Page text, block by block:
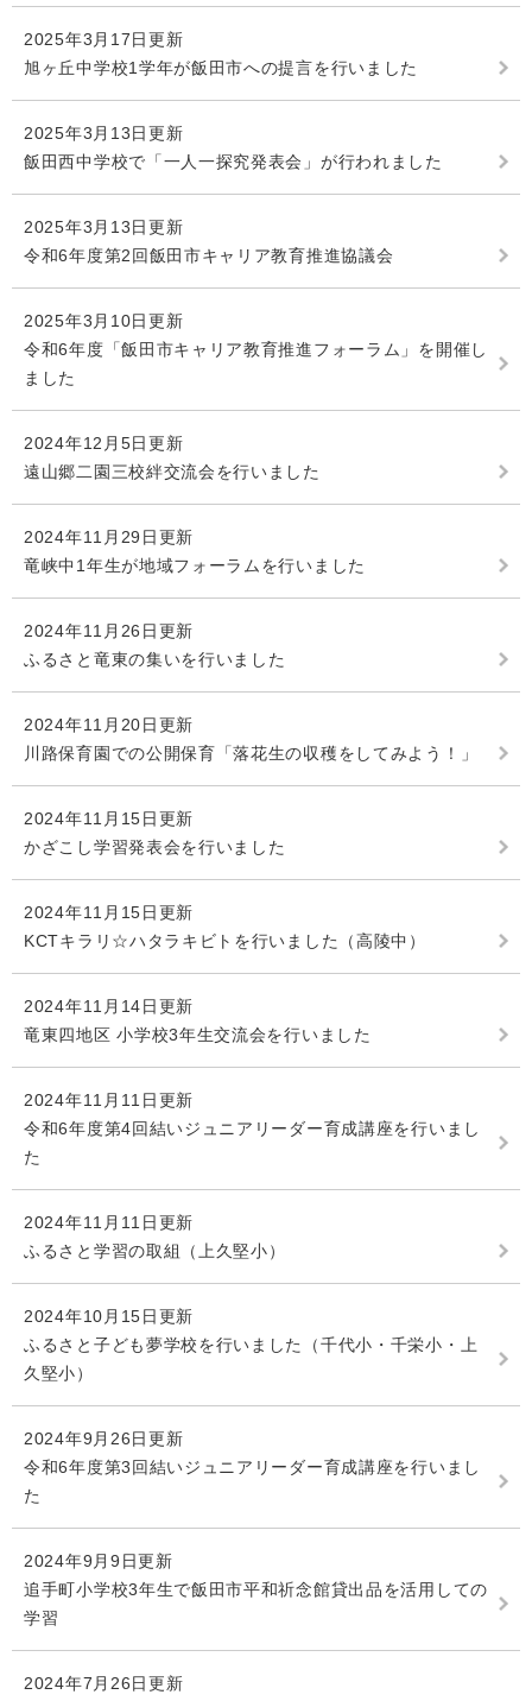
2025年3月17日更新
旭ヶ丘中学校1学年が飯田市への提言を行いました
2025年3月13日更新
飯田西中学校で「一人一探究発表会」が行われました
2025年3月13日更新
令和6年度第2回飯田市キャリア教育推進協議会
2025年3月10日更新
令和6年度「飯田市キャリア教育推進フォーラム」を開催し
ました
2024年12月5日更新
遠山郷二園三校絆交流会を行いました
2024年11月29日更新
竜峡中1年生が地域フォーラムを行いました
2024年11月26日更新
ふるさと竜東の集いを行いました
2024年11月20日更新
川路保育園での公開保育「落花生の収穫をしてみよう！」
2024年11月15日更新
かざこし学習発表会を行いました
2024年11月15日更新
KCTキラリ☆ハタラキビトを行いました（高陵中）
2024年11月14日更新
竜東四地区 小学校3年生交流会を行いました
2024年11月11日更新
令和6年度第4回結いジュニアリーダー育成講座を行いまし
た
2024年11月11日更新
ふるさと学習の取組（上久堅小）
2024年10月15日更新
ふるさと子ども夢学校を行いました（千代小・千栄小・上
久堅小）
2024年9月26日更新
令和6年度第3回結いジュニアリーダー育成講座を行いまし
た
2024年9月9日更新
追手町小学校3年生で飯田市平和祈念館貸出品を活用しての
学習
2024年7月26日更新